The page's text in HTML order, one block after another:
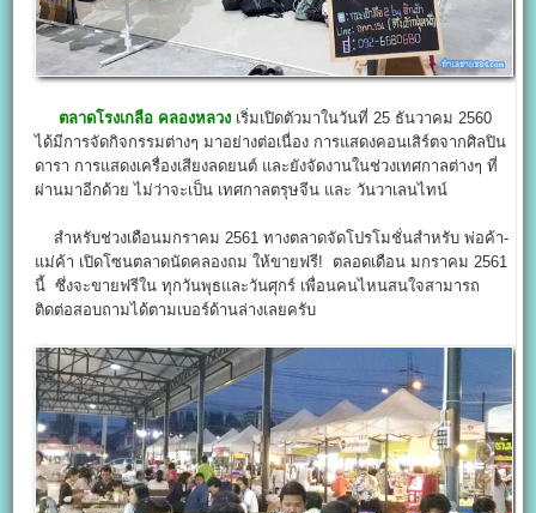
ตลาดโรงเกลือ คลองหลวง เริ่มเปิดตัวมาในวันที่ 25 ธันวาคม 2560
ได้มีการจัดกิจกรรมต่างๆ มาอย่างต่อเนื่อง การแสดงคอนเสิร์ตจากศิลปิน
ดารา การแสดงเครื่องเสียงลดยนต์ และยังจัดงานในช่วงเทศกาลต่างๆ ที่
ผ่านมาอีกด้วย ไม่ว่าจะเป็น เทศกาลตรุษจีน และ วันวาเลนไทน์
สำหรับช่วงเดือนมกราคม 2561 ทางตลาดจัดโปรโมชั่นสำหรับ พ่อค้า-
แม่ค้า เปิดโซนตลาดนัดคลองถม ให้ขายฟรี! ตลอดเดือน มกราคม 2561
นี้ ซึ่งจะขายฟรีใน ทุกวันพุธและวันศุกร์ เพื่อนคนไหนสนใจสามารถ
ติดต่อสอบถามได้ตามเบอร์ด้านล่างเลยครับ